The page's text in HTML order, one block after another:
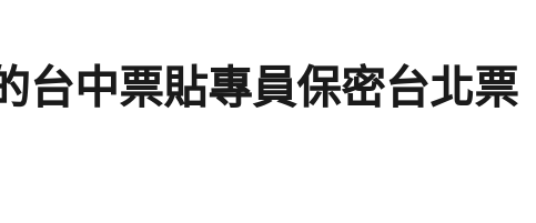
台中票貼專員保密台北票